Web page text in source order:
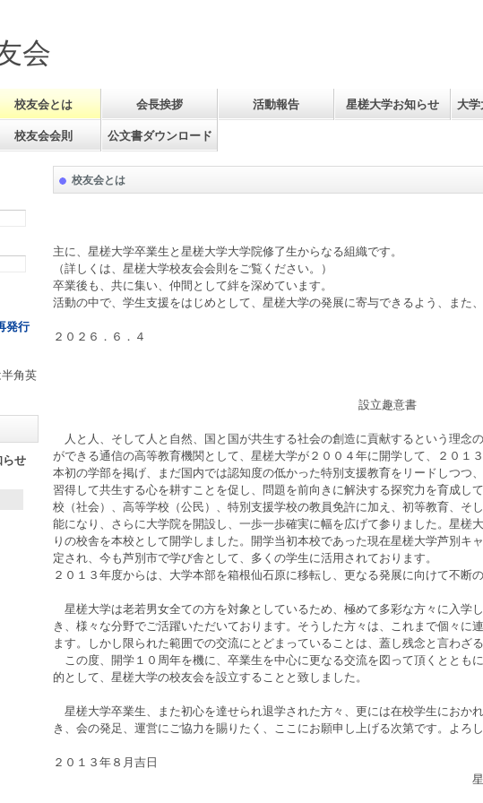
会
校友会とは 会長挨拶 活動報告 星槎大学お知らせ 大
校友会会則 公文書ダウンロード
発行
角英
らせ
校友会とは
主に、星槎大学卒業生と星槎大学大学院修了生からなる組織です。
（詳しくは、星槎大学校友会会則をご覧ください。）
卒業後も、共に集い、仲間として絆を深めています。
活動の中で、学生支援をはじめとして、星槎大学の発展に寄与できるよう、また
２０２６．６．４
設立趣意書
人と人、そして人と自然、国と国が共生する社会の創造に貢献するという理念
ができる通信の高等教育機関として、星槎大学が２００４年に開学して、２０１
本初の学部を掲げ、まだ国内では認知度の低かった特別支援教育をリードしつつ
習得して共生する心を耕すことを促し、問題を前向きに解決する探究力を育成し
校（社会）、高等学校（公民）、特別支援学校の教員免許に加え、初等教育、そ
能になり、さらに大学院を開設し、一歩一歩確実に幅を広げて参りました。星槎
りの校舎を本校として開学しました。開学当初本校であった現在星槎大学芦別キ
定され、今も芦別市で学び舎として、多くの学生に活用されております。
２０１３年度からは、大学本部を箱根仙石原に移転し、更なる発展に向けて不断
星槎大学は老若男女全ての方を対象としているため、極めて多彩な方々に入学
き、様々な分野でご活躍いただいております。そうした方々は、これまで個々に
ます。しかし限られた範囲での交流にとどまっていることは、蓋し残念と言わざる
この度、開学１０周年を機に、卒業生を中心に更なる交流を図って頂くととも
的として、星槎大学の校友会を設立することと致しました。
星槎大学卒業生、また初心を達せられ退学された方々、更には在校学生におか
き、会の発足、運営にご協力を賜りたく、ここにお願申し上げる次第です。よろ
２０１３年８月吉日
星槎大学校友会設立準